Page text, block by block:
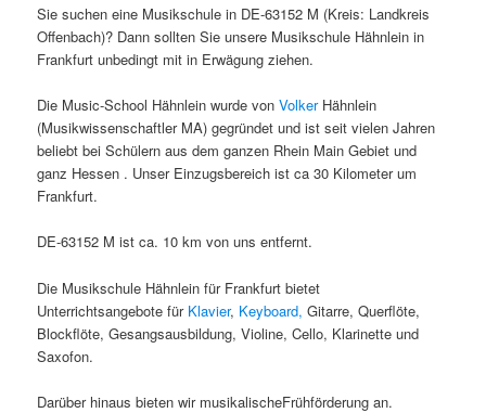
Sie suchen eine Musikschule in DE-63152 M (Kreis: Landkreis
Offenbach)? Dann sollten Sie unsere Musikschule Hähnlein in
Frankfurt unbedingt mit in Erwägung ziehen.
Die Music-School Hähnlein wurde vonVolkerHähnlein
(Musikwissenschaftler MA) gegründet und ist seit vielen Jahren
beliebt bei Schülern aus dem ganzen Rhein Main Gebiet und
ganz Hessen . Unser Einzugsbereich ist ca 30 Kilometer um
Frankfurt.
DE-63152 M ist ca. 10 km von uns entfernt.
Die Musikschule Hähnlein für Frankfurt bietet
Unterrichtsangebote für Klavier, Keyboard,Gitarre, Querflöte,
Blockflöte, Gesangsausbildung, Violine, Cello, Klarinette und
Saxofon.
Darüber hinaus bieten wir musikalischeFrühförderung an.